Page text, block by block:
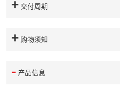
交付周期
购物须知
产品信息